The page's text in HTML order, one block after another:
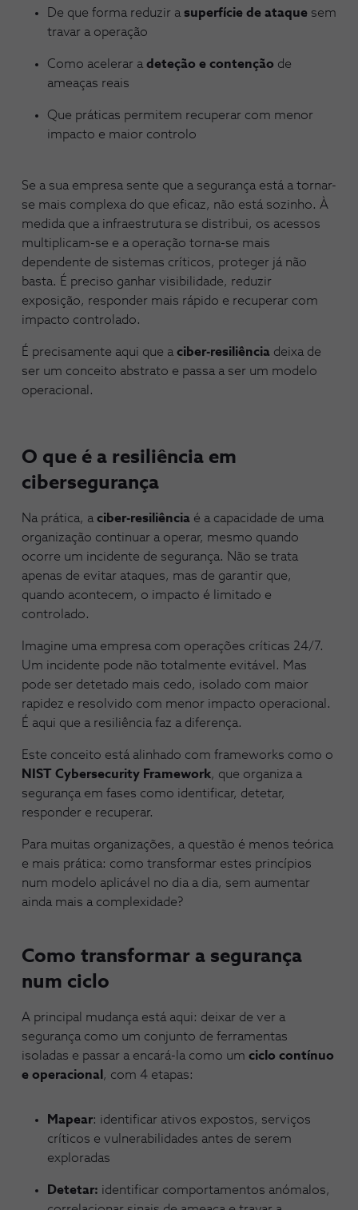
De que forma reduzir a superfície de ataque sem
travar a operação
Como acelerar a deteção e contenção de
ameaças reais
Que práticas permitem recuperar com menor
impacto e maior controlo
Se a sua empresa sente que a segurança está a tornar-
se mais complexa do que eficaz, não está sozinho. À
medida que a infraestrutura se distribui, os acessos
multiplicam-se e a operação torna-se mais
dependente de sistemas críticos, proteger já não
basta. É preciso ganhar visibilidade, reduzir
exposição, responder mais rápido e recuperar com
impacto controlado.
É precisamente aqui que a ciber-resiliência deixa de
ser um conceito abstrato e passa a ser um modelo
operacional.
O que é a resiliência em
cibersegurança
Na prática, a ciber-resiliência é a capacidade de uma
organização continuar a operar, mesmo quando
ocorre um incidente de segurança. Não se trata
apenas de evitar ataques, mas de garantir que,
quando acontecem, o impacto é limitado e
controlado.
Imagine uma empresa com operações críticas 24/7.
Um incidente pode não totalmente evitável. Mas
pode ser detetado mais cedo, isolado com maior
rapidez e resolvido com menor impacto operacional.
É aqui que a resiliência faz a diferença.
Este conceito está alinhado com frameworks como o
NIST Cybersecurity Framework, que organiza a
segurança em fases como identificar, detetar,
responder e recuperar.
Para muitas organizações, a questão é menos teórica
e mais prática: como transformar estes princípios
num modelo aplicável no dia a dia, sem aumentar
ainda mais a complexidade?
Como transformar a segurança
num ciclo
A principal mudança está aqui: deixar de ver a
segurança como um conjunto de ferramentas
isoladas e passar a encará-la como um ciclo contínuo
e operacional , com 4 etapas:
Mapear: identificar ativos expostos, serviços
críticos e vulnerabilidades antes de serem
exploradas
Detetar: identificar comportamentos anómalos,